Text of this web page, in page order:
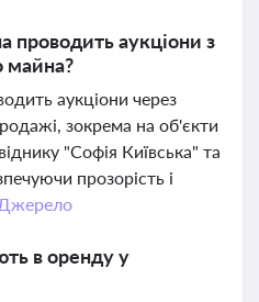
аукціони з
майна?
аукціони через
зокрема на об'єкти
"Софія Київська" та
прозорість і
в оренду у